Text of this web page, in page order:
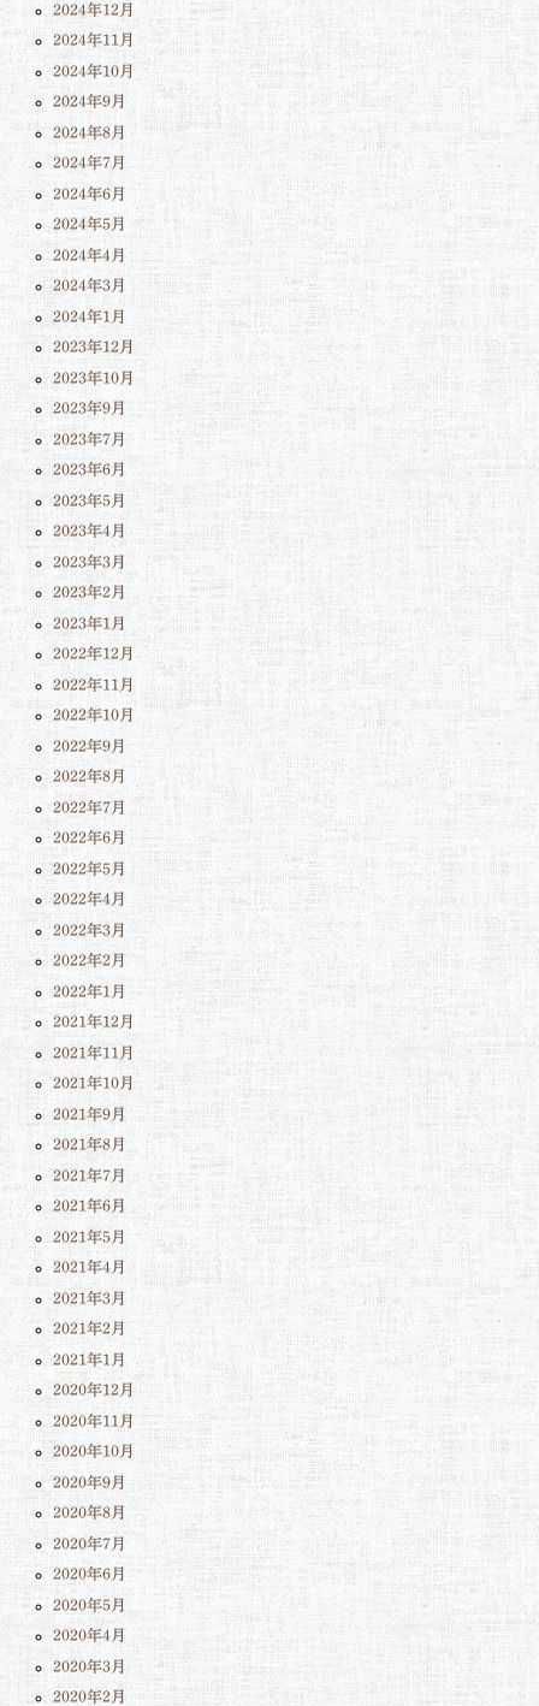
2024年12月
2024年11月
2024年10月
2024年9月
2024年8月
2024年7月
2024年6月
2024年5月
2024年4月
2024年3月
2024年1月
2023年12月
2023年10月
2023年9月
2023年7月
2023年6月
2023年5月
2023年4月
2023年3月
2023年2月
2023年1月
2022年12月
2022年11月
2022年10月
2022年9月
2022年8月
2022年7月
2022年6月
2022年5月
2022年4月
2022年3月
2022年2月
2022年1月
2021年12月
2021年11月
2021年10月
2021年9月
2021年8月
2021年7月
2021年6月
2021年5月
2021年4月
2021年3月
2021年2月
2021年1月
2020年12月
2020年11月
2020年10月
2020年9月
2020年8月
2020年7月
2020年6月
2020年5月
2020年4月
2020年3月
2020年2月